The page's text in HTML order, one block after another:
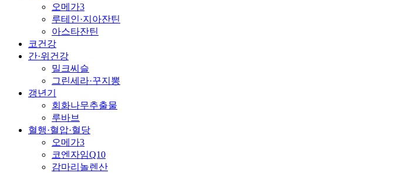
오메가3
루테인·지아잔틴
아스타잔틴
코건강
간·위건강
밀크씨슬
그린세라·꾸지뽕
갱년기
회화나무추출물
루바브
혈행·혈압·혈당
오메가3
코엔자임Q10
감마리놀렌산